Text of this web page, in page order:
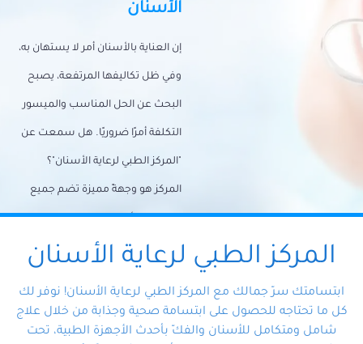
الأسنان
إن العناية بالأسنان أمر لا يستهان به،
وفي ظل تكاليفها المرتفعة، يصبح
البحث عن الحل المناسب والميسور
التكلفة أمرًا ضروريًا. هل سمعت عن
"المركز الطبي لرعاية الأسنان"؟
المركز هو وجهةً مميزة تضم جميع
احتياجات الأسنان تحت سقف واحد،
وتضمن لك حلاً شاملًا لجميع
المتخصص ذوي الخبرة، ستجد نفسك
في أيد أمينة تلبي احتياجاتك بكل
المركز الطبي لرعاية الأسنان
ابتسامتك سرّ جمالك مع المركز الطبي لرعاية الأسنان! نوفر لك
كل ما تحتاجه للحصول على ابتسامة صحية وجذابة من خلال علاج
شامل ومتكامل للأسنان والفكّ بأحدث الأجهزة الطبية، تحت